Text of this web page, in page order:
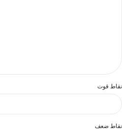
نقاط قوت
نقاط ضعف